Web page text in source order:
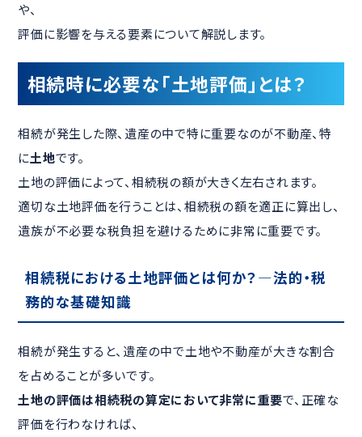
や、
評価に影響を与える要素について解説します。
相続時に必要な「土地評価」とは？
相続が発生した際、遺産の中で特に重要なのが不動産、特
に土地です。
土地の評価によって、相続税の額が大きく左右されます。
適切な土地評価を行うことは、相続税の額を適正に算出し、
遺族が不必要な税負担を避けるために非常に重要です。
相続税における土地評価とは何か？―法的・税
務的な基礎知識
相続が発生すると、遺産の中で土地や不動産が大きな割合
を占めることが多いです。
土地の評価は相続税の算定において非常に重要で、正確な
評価を行わなければ、